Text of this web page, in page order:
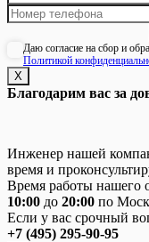
Даю согласие на сбор и
Политикой
Х
Благодарим вас за
Инженер нашей
время и
Время работы нашего
10:00 до 20:00 по
Если у вас срочный
+7 (495) 295-90-95